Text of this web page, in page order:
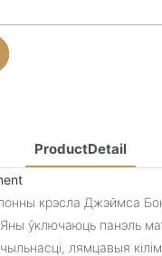
ProductDetail
крэсла Джэймса
ўключаюць панэль
лямцавыя